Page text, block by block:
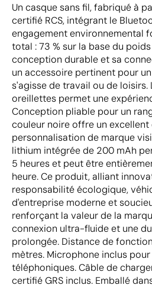
Un casque sans fil, fabriqué à
certifié RCS, intégrant le
engagement environnemental
total : 73 % sur la base du
conception durable et sa
un accessoire pertinent pour
s'agisse de travail ou de loisirs.
oreillettes permet une
Conception pliable pour un
couleur noire offre un
personnalisation de marque
lithium intégrée de 200 mAh
5 heures et peut être
heure. Ce produit, alliant
responsabilité écologique,
d'entreprise moderne et
renforçant la valeur de la
connexion ultra-fluide et une
prolongée. Distance de
mètres. Microphone inclus
téléphoniques. Câble de
certifié GRS inclus. Emballé